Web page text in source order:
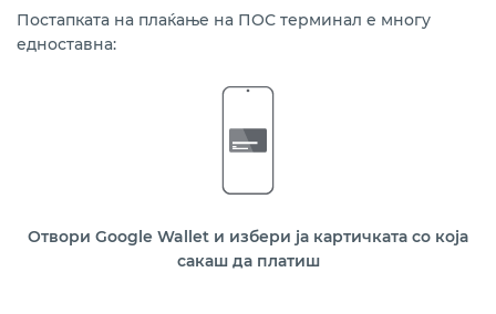
Постапката на плаќање на ПОС терминал е многу
едноставна:
Отвори Google Wallet и избери ја картичката со која
сакаш да платиш